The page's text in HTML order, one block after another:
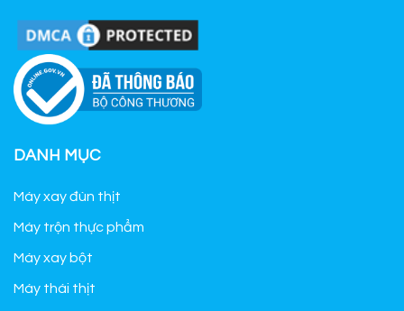
DANH MỤC
Máy xay đùn thịt
Máy trộn thực phẩm
Máy xay bột
Máy thái thịt